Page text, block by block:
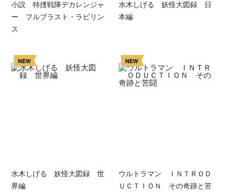
小説 特捜戦隊デカレンジャ
ー フルブラスト・ラビリン
ス
水木しげる 妖怪大図録 日
本編
NEW
水木しげる 妖怪大図録 世
界編
NEW
ウルトラマン ＩＮＴＲＯＤ
ＵＣＴＩＯＮ その奇跡と苦